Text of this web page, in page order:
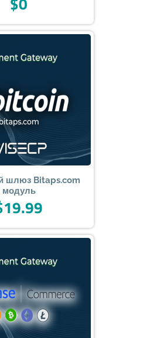
шлюз Bitaps.com
модуль